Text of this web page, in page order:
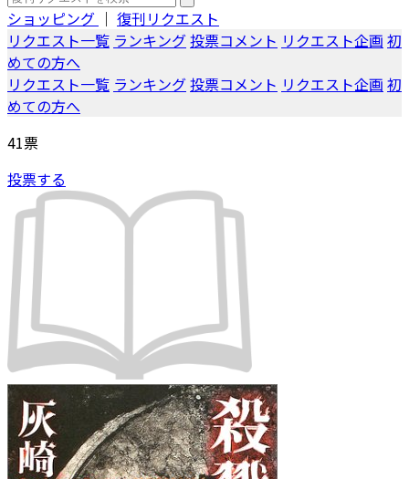
ショッピング ｜ 復刊リクエスト
リクエスト一覧 ランキング投票コメント リクエスト企画 初
めての方へ
リクエスト一覧 ランキング投票コメント リクエスト企画 初
めての方へ
41票
投票する